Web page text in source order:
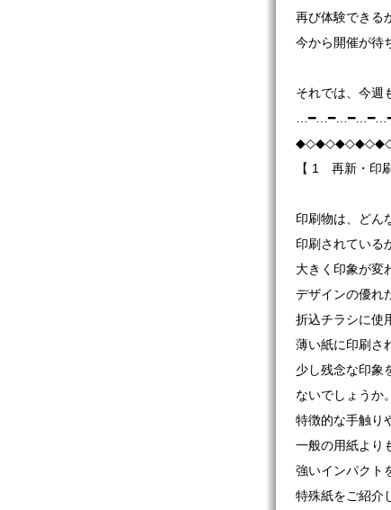
再び体験できる
今から開催が待
それでは、今週
【 1 再新・印
印刷物は、どん
印刷されている
大きく印象が変
デザインの優れ
折込チラシに使
薄い紙に印刷さ
少し残念な印象
ないでしょうか
特徴的な手触り
一般の用紙より
強いインパクト
特殊紙をご紹介